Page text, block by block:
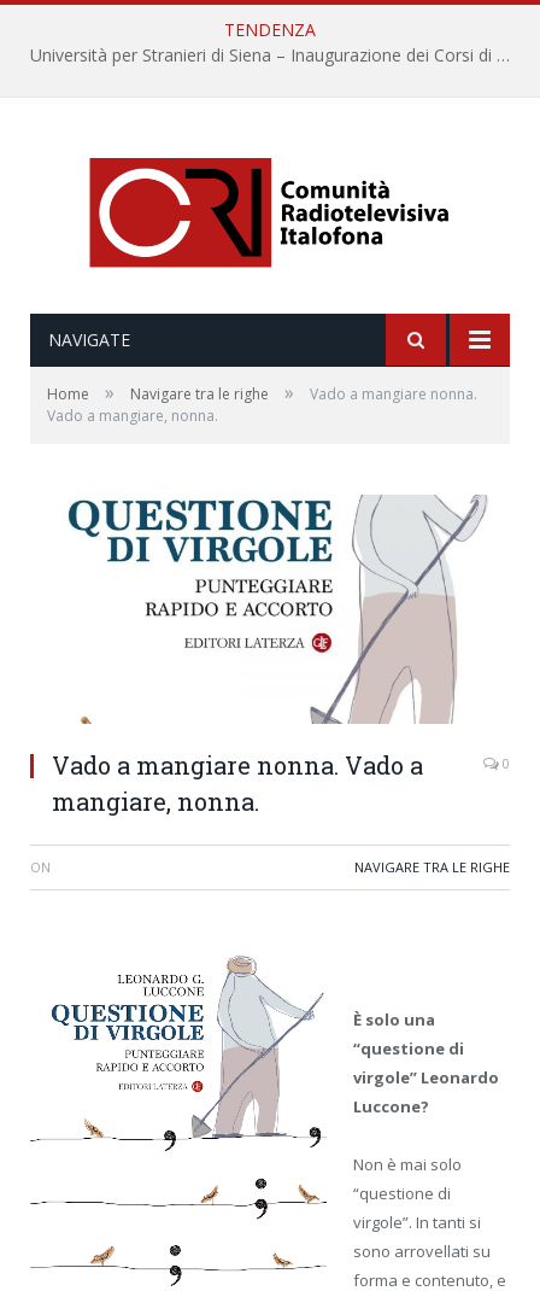
TENDENZA
Università per Stranieri di Siena – Inaugurazione dei Corsi di Lingua e Cultura Italiana, 109a annata
NAVIGATE
Home » Navigare tra le righe »
Vado a mangiare nonna.
Vado a mangiare, nonna.
Vado a mangiare nonna. Vado a
mangiare, nonna.
0
ON NAVIGARE TRA LE RIGHE
È solo una
“questione di
virgole” Leonardo
Luccone?
Non è mai solo
“questione di
virgole”. In tanti si
sono arrovellati su
forma e contenuto, e